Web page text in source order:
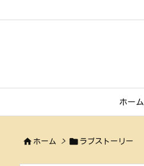
ホーム
 ホーム >  ラブストーリー